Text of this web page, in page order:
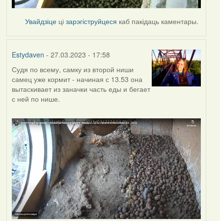
Увайдзіце цізарэгіструйцеся каб пакідаць каментары.
Estydaven - 27.03.2023 - 17:58
Судя по всему, самку из второй ниши
самец уже кормит - начиная с 13.53 она
вытаскивает из заначки часть еды и бегает
с ней по нише.